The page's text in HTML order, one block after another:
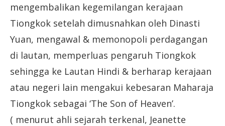
mengembalikan kegemilangan kerajaan
Tiongkok setelah dimusnahkan oleh Dinasti
Yuan, mengawal & memonopoli perdagangan
di lautan, memperluas pengaruh Tiongkok
sehingga ke Lautan Hindi & berharap kerajaan
atau negeri lain mengakui kebesaran Maharaja
Tiongkok sebagai ‘The Son of Heaven’.
( menurut ahli sejarah terkenal, Jeanette